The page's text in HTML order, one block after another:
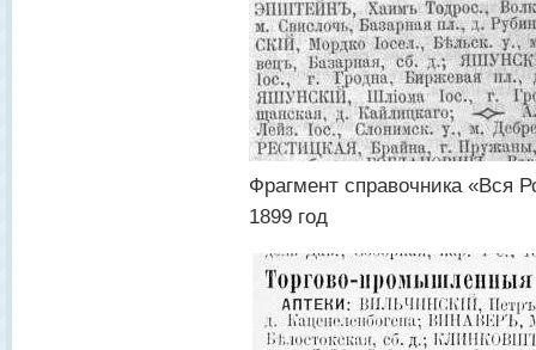
Фрагмент справочника «Вся
1899 год